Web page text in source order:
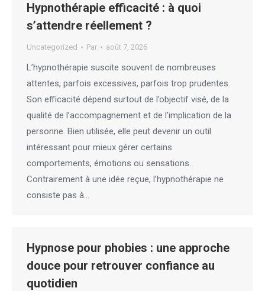
Hypnothérapie efficacité : à quoi
s’attendre réellement ?
Uncategorized Par août 7, 2026
L’hypnothérapie suscite souvent de nombreuses
attentes, parfois excessives, parfois trop prudentes.
Son efficacité dépend surtout de l’objectif visé, de la
qualité de l’accompagnement et de l’implication de la
personne. Bien utilisée, elle peut devenir un outil
intéressant pour mieux gérer certains
comportements, émotions ou sensations.
Contrairement à une idée reçue, l’hypnothérapie ne
consiste pas à…
Hypnose pour phobies : une approche
douce pour retrouver confiance au
quotidien